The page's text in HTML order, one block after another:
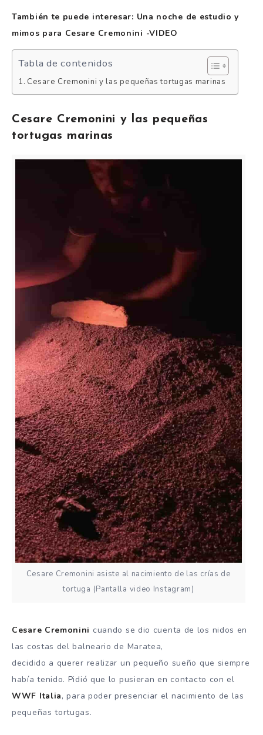
También te puede interesar: Una noche de estudio y
mimos para Cesare Cremonini -VIDEO
Tabla de contenidos
Cesare Cremonini y las pequeñas tortugas marinas
Cesare Cremonini y las pequeñas
tortugas marinas
Cesare Cremonini asiste al nacimiento de las crías de
tortuga (Pantalla video Instagram)
Cesare Cremonini cuando se dio cuenta de los nidos en
las costas del balneario de Maratea,
decidido a querer realizar un pequeño sueño que siempre
había tenido. Pidió que lo pusieran en contacto con el
WWF Italia, para poder presenciar el nacimiento de las
pequeñas tortugas.